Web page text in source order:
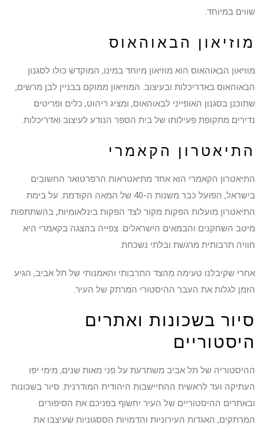
שווים במיוחד.
מוזיאון הבאוהאוס
מוזיאון הבאוהאוס הוא מוזיאון מיוחד במינו, המוקדש כולו לסגנון
הבאוהאוס באדריכלות ובעיצוב. המוזיאון ממוקם בבניין לבן מרשים,
שתוכנן בסגנון האופייני לבאוהאוס, ומציג ריהוט, כלים ופריטים
נדירים מתקופת פעילותו של בית הספר הנודע לעיצוב ואדריכלות.
התיאטרון הקאמרי
התיאטרון הקאמרי הוא אחד מתיאטראות הרפרטואר החשובים
בישראל, הפועל כבר משנות ה-40 של המאה הקודמת. על בימת
התיאטרון מועלות הפקות מקור לצד הפקות בינלאומיות, בהשתתפות
מיטב השחקנים והבמאים הישראלים. צפייה בהצגה בקאמרי היא
חוויה תרבותית מרגשת ובלתי נשכחת.
אחרי שקיבלנו טעימה מהצד התרבותי והאמנותי של תל אביב, הגיע
הזמן לגלות את העבר ההיסטורי המרתק של העיר.
סיור בשכונות ואתרים
היסטוריים
ההיסטוריה של תל אביב משתרעת על פני מאות שנים, מימי יפו
העתיקה ועד לראשית ההתיישבות היהודית המודרנית. סיור בשכונות
ובאתרים ההיסטוריים של העיר יחשוף בפניכם את הסיפורים
המרתקים, האגדות העירוניות והדמויות הססגוניות שעיצבו את